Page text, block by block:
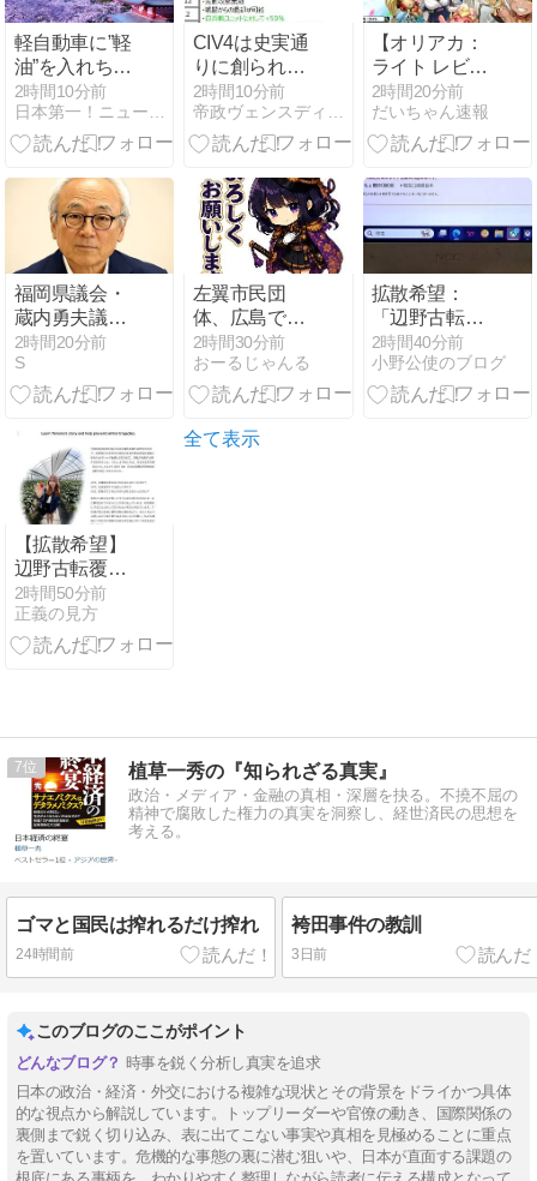
も続出
る！」 ｗｗｗ
ｗｗｗｗｗｗ
ｗｗｗｗｗｗ
ｗ
軽自動車に”軽
油”を入れちゃ
絶対ダメ～！
セルフスタン
ドで後を絶た
トラブル」！
2時間10分前
日本第一！ニュース録
CIV4は史実通
りに創られて
いる スペイン
のコンキスタ
ドールはすっ
術後進国には
容赦ないOPが
ついてるぬー
＠ｖ＠
2時間10分前
帝政ヴェンスディアナ
【オリアカ：
ライト レビュ
ー】面白い？
序盤攻略と初
心者向け最強
2時間20分前
だいちゃん速報
福岡県議会・
蔵内勇夫議長
「9月の政治
資金パーティ
ーを延期しま
本地震への対
応です」
2時間20分前
S
左翼市民団
体、広島では
通用せず「人
殺しの汚い足
で広島の土を
広島県民「お
2時間30分前
おーるじゃんる
拡散希望：
「辺野古転覆
事件の全容解
明と再発防止
を求める会」
2時間40分前
小野公使のブログ
【拡散希望】
辺野古転覆事
故遺族が「全
容解明と再発
防止を求める
クラファン立
ち上げも準備
2時間50分前
正義の見方
全て表示
7 植草一秀の『知られざる真実』
政治・メディア・金融の真相・深層を抉る。不撓不屈の
精神で腐敗した権力の真実を洞察し、経世済民の思想を
考える。
ゴマと国民は搾れるだけ搾れ
24時間前
袴田事件の教訓
3日前
このブログのここがポイント
時事を鋭く分析し真実を追求
日本の政治・経済・外交における複雑な現状とその背景をドライかつ具体
的な視点から解説しています。トップリーダーや官僚の動き、国際関係の
裏側まで鋭く切り込み、表に出てこない事実や真相を見極めることに重点
を置いています。危機的な事態の裏に潜む狙いや、日本が直面する課題の